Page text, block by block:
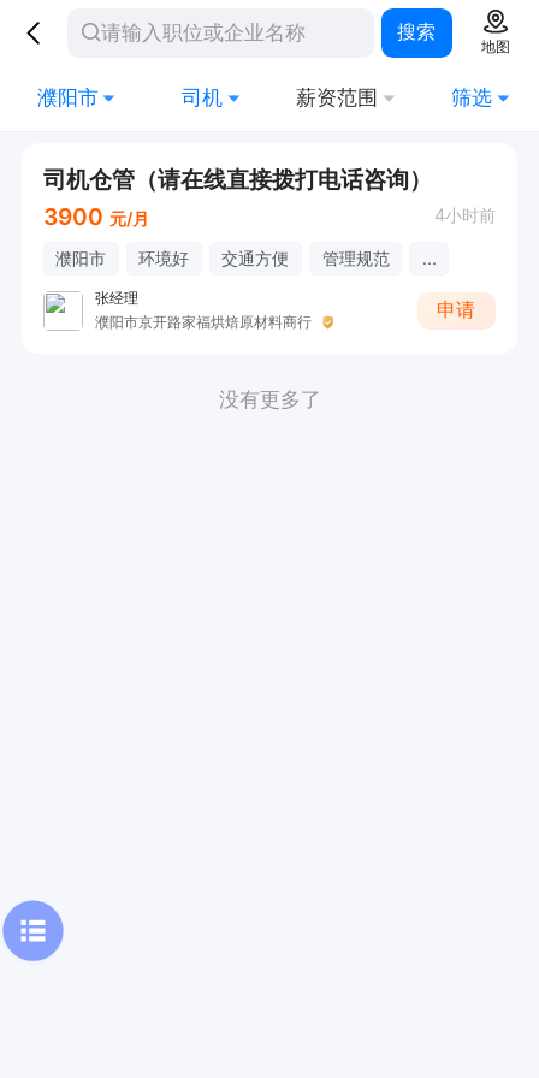
搜索
地图
濮阳市 司机 薪资范围 筛选
司机仓管（请在线直接拨打电话咨询）
3900 元/月 4小时前
濮阳市 环境好 交通方便 管理规范 ...
张经理
濮阳市京开路家福烘焙原材料商行
申请
没有更多了